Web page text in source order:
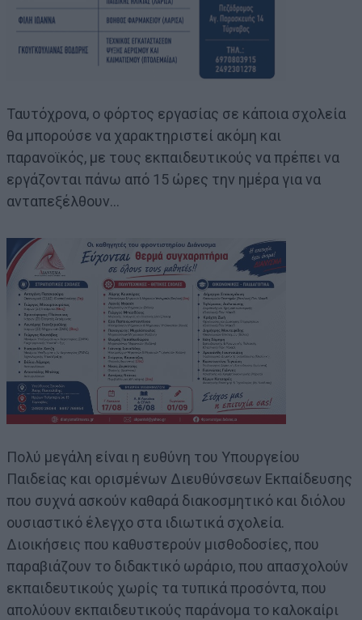
Ταυτόχρονα, ο φόρτος εργασίας σε κάποια σχολεία
θα μπορούσε να χαρακτηριστεί ακόμη και
παρανοϊκός, με τους εκπαιδευτικούς να πρέπει να
εργάζονται πάνω από 15 ώρες την ημέρα για να
ανταπεξέλθουν…
Πολύ μεγάλη είναι η ευθύνη του Υπουργείου
Παιδείας και ορισμένων Διευθύνσεων Εκπαίδευσης
που συχνά ασκούν καθαρά διακοσμητικό και διόλου
ουσιαστικό έλεγχο στα ιδιωτικά σχολεία.
Διοικήσεις που καθυστερούν μισθοδοσίες, που
παραβιάζουν το διδακτικό ωράριο, που απασχολούν
εκπαιδευτικούς χωρίς τα τυπικά προσόντα, που
απολύουν εκπαιδευτικούς παράνομα το καλοκαίρι